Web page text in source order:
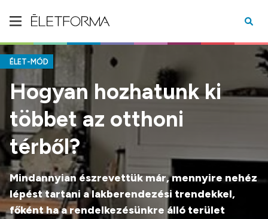
ÉLET-MÓD
Hogyan hozhatunk ki
többet az otthoni
térből?
Mindannyian észrevettük már, mennyire nehéz
lépést tartani a lakberendezési trendekkel,
főként ha a rendelkezésünkre álló terület